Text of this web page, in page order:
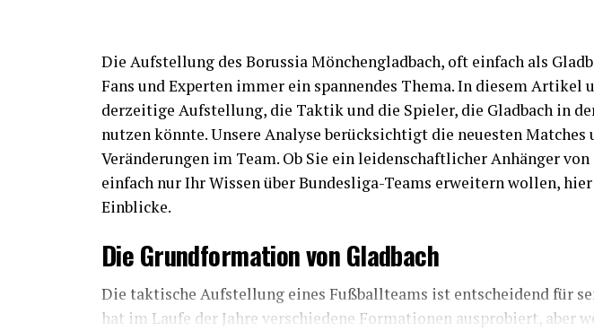
Defensive Stabilität: Mit einer soliden Viererkette und Skhiri als
der FC Köln großen Wert auf eine stabile Defensive.
Kreativität im Mittelfeld: Durch Spieler wie Hector und Drexler soll das
und Chancen kreiert werden.
Variabilität im Angriff: Mit Andersson als Zielstürmer und Duda dahinter
gefährliche Kombination aus physischer Präsenz und technischer
Fazit
Die heutige Aufstellung des FC Köln spiegelt die strategische
des Teams wider. Mit einer ausgewogenen Mischung aus erfahrenen
Talenten, gepaart mit einer klugen taktischen Ausrichtung, ist der 1.
Die Aufstellung des Borussia Mönchengladbach, oft einfach als
Fans und Experten immer ein spannendes Thema. In diesem Artikel
derzeitige Aufstellung, die Taktik und die Spieler, die Gladbach in
nutzen könnte. Unsere Analyse berücksichtigt die neuesten Matches
Veränderungen im Team. Ob Sie ein leidenschaftlicher Anhänger
einfach nur Ihr Wissen über Bundesliga-Teams erweitern wollen,
Einblicke.
Die Grundformation von Gladbach
Die taktische Aufstellung eines Fußballteams ist entscheidend für
hat im Laufe der Jahre verschiedene Formationen ausprobiert, aber